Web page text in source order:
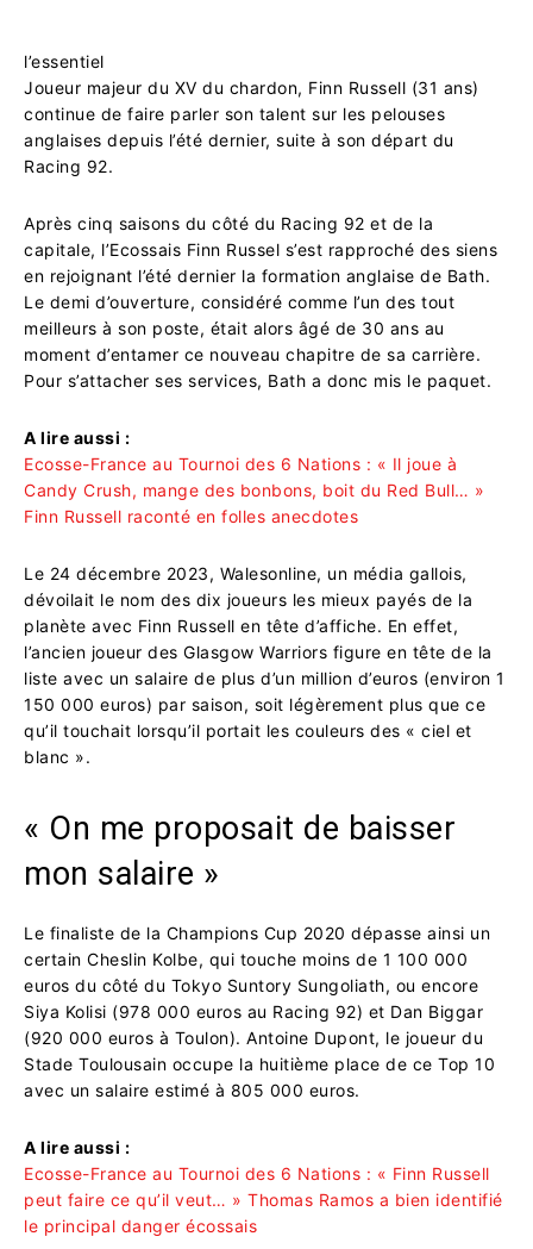
l’essentiel
Joueur majeur du XV du chardon, Finn Russell (31 ans)
continue de faire parler son talent sur les pelouses
anglaises depuis l’été dernier, suite à son départ du
Racing 92.
Après cinq saisons du côté du Racing 92 et de la
capitale, l’Ecossais Finn Russel s’est rapproché des siens
en rejoignant l’été dernier la formation anglaise de Bath.
Le demi d’ouverture, considéré comme l’un des tout
meilleurs à son poste, était alors âgé de 30 ans au
moment d’entamer ce nouveau chapitre de sa carrière.
Pour s’attacher ses services, Bath a donc mis le paquet.
A lire aussi :
Ecosse-France au Tournoi des 6 Nations : « Il joue à
Candy Crush, mange des bonbons, boit du Red Bull… »
Finn Russell raconté en folles anecdotes
Le 24 décembre 2023, Walesonline, un média gallois,
dévoilait le nom des dix joueurs les mieux payés de la
planète avec Finn Russell en tête d’affiche. En effet,
l’ancien joueur des Glasgow Warriors figure en tête de la
liste avec un salaire de plus d’un million d’euros (environ 1
150 000 euros) par saison, soit légèrement plus que ce
qu’il touchait lorsqu’il portait les couleurs des « ciel et
blanc ».
« On me proposait de baisser
mon salaire »
Le finaliste de la Champions Cup 2020 dépasse ainsi un
certain Cheslin Kolbe, qui touche moins de 1 100 000
euros du côté du Tokyo Suntory Sungoliath, ou encore
Siya Kolisi (978 000 euros au Racing 92) et Dan Biggar
(920 000 euros à Toulon). Antoine Dupont, le joueur du
Stade Toulousain occupe la huitième place de ce Top 10
avec un salaire estimé à 805 000 euros.
A lire aussi :
Ecosse-France au Tournoi des 6 Nations : « Finn Russell
peut faire ce qu’il veut… » Thomas Ramos a bien identifié
le principal danger écossais